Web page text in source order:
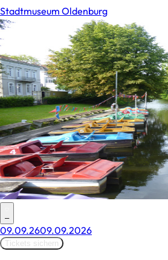
Stadtmuseum Oldenburg
–
09.09.2609.09.2026
Tickets sichern